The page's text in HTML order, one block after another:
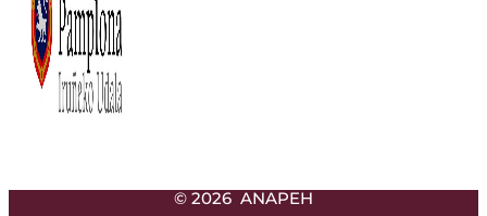
© 2026 ANAPEH